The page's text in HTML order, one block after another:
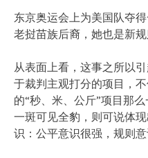
东京奥运会上为美国队夺
老挝苗族后裔，她也是新
从表面上看，这事之所以
于裁判主观打分的项目，
的“秒、米、公斤”项目那
一斑可见全豹，则可说体
识：公平意识很强，规则意